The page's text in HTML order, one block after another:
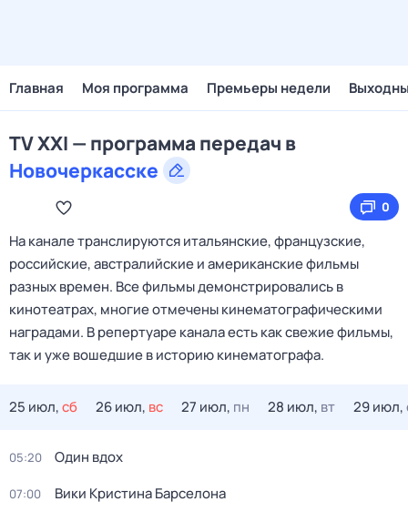
Главная Моя программа Премьеры недели
TV XXI — программа передач в
Новочеркасске
0
На канале транслируются итальянские, французские,
российские, австралийские и американские фильмы
разных времен. Все фильмы демонстрировались в
кинотеатрах, многие отмечены кинематографическими
наградами. В репертуаре канала есть как свежие фильмы,
так и уже вошедшие в историю кинематографа.
25 июл,сб 26 июл, вс 27 июл, пн 28 июл, вт 29 июл,
05:20 Один вдох
07:00 Вики Кристина Барселона